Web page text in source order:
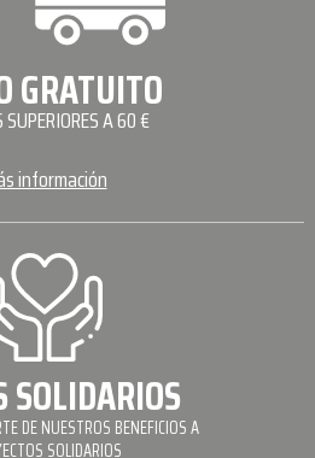
GRATUITO
SUPERIORES A 60 €
información
SOLIDARIOS
DE NUESTROS BENEFICIOS A
SOLIDARIOS